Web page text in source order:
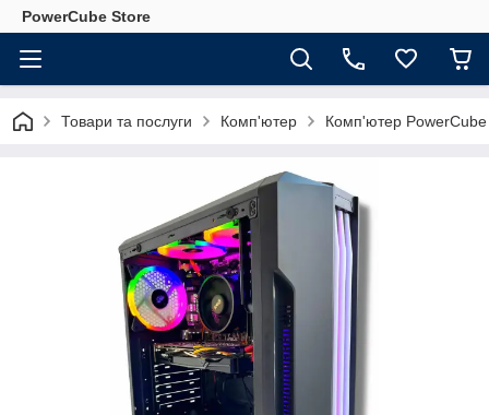
PowerCube Store
Товари та послуги Комп'ютер Комп'ютер